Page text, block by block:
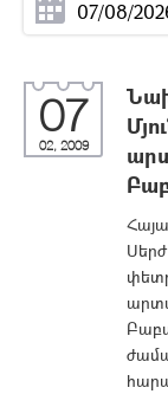
07
02, 2009